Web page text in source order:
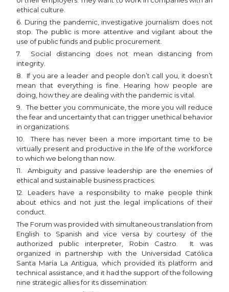
ethical culture.
6. During the pandemic, investigative journalism does not
stop. The public is more attentive and vigilant about the
use of public funds and public procurement.
7. Social distancing does not mean distancing from
integrity.
8. If you are a leader and people don’t call you, it doesn’t
mean that everything is fine. Hearing how people are
doing, how they are dealing with the pandemic is vital.
9. The better you communicate, the more you will reduce
the fear and uncertainty that can trigger unethical behavior
in organizations.
10. There has never been a more important time to be
virtually present and productive in the life of the workforce
to which we belong than now.
11. Ambiguity and passive leadership are the enemies of
ethical and sustainable business practices.
12. Leaders have a responsibility to make people think
about ethics and not just the legal implications of their
conduct.
The Forum was provided with simultaneous translation from
English to Spanish and vice versa by courtesy of the
authorized public interpreter, Robin Castro. It was
organized in partnership with the Universidad Católica
Santa María La Antigua, which provided its platform and
technical assistance, and it had the support of the following
nine strategic allies for its dissemination: